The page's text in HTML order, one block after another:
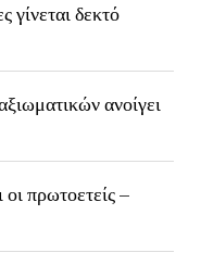
δεκτό
ανοίγει
πρωτοετείς –